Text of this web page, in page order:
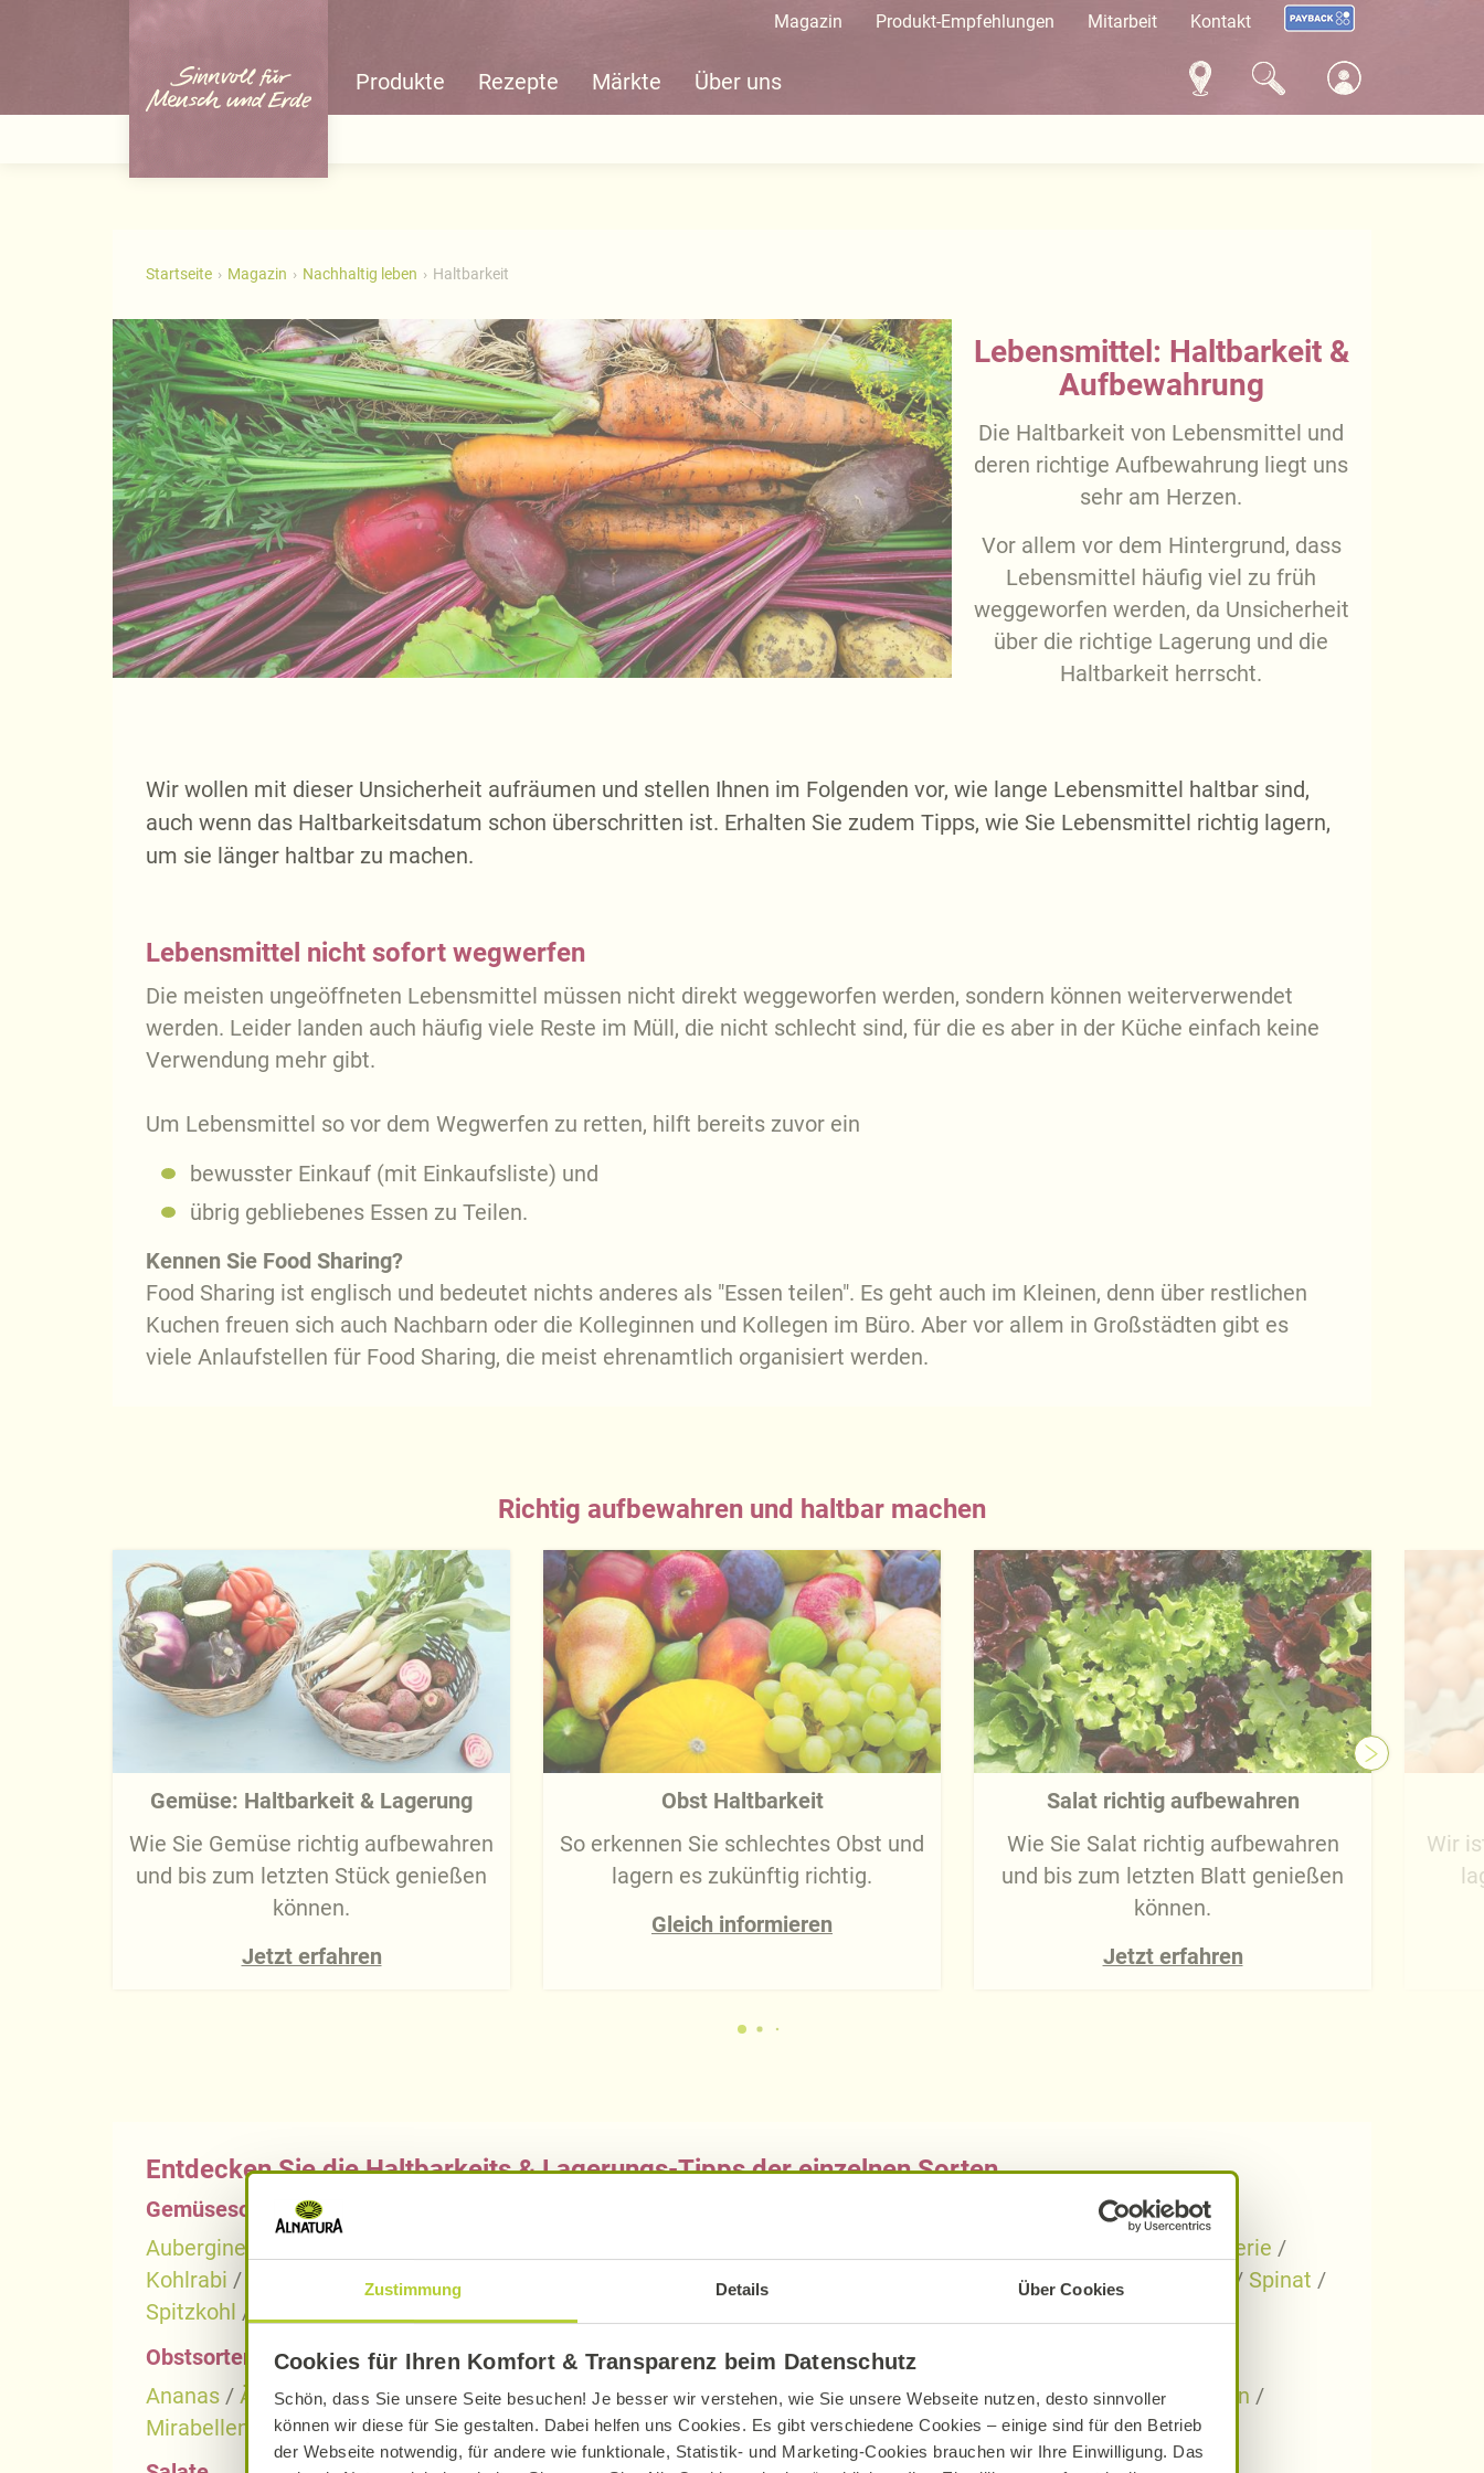
Zustimmung Details Über Cookies
Cookies für Ihren Komfort & Transparenz beim Datenschutz
Schön, dass Sie unsere Seite besuchen! Je besser wir verstehen, wie Sie unsere Webseite nutzen, desto sinnvoller
können wir diese für Sie gestalten. Dabei helfen uns Cookies. Es gibt verschiedene Cookies – einige sind für den Betrieb
der Webseite notwendig, für andere wie funktionale, Statistik- und Marketing-Cookies brauchen wir Ihre Einwilligung. Das
Magazin Produkt-Empfehlungen Mitarbeit Kontakt
Produkte Rezepte Märkte Über uns
Startseite Magazin Nachhaltig leben Haltbarkeit
Lebensmittel: Haltbarkeit &
Aufbewahrung
Die Haltbarkeit von Lebensmittel und
deren richtige Aufbewahrung liegt uns
sehr am Herzen.
Vor allem vor dem Hintergrund, dass
Lebensmittel häufig viel zu früh
weggeworfen werden, da Unsicherheit
über die richtige Lagerung und die
Haltbarkeit herrscht.
Wir wollen mit dieser Unsicherheit aufräumen und stellen Ihnen im Folgenden vor, wie lange Lebensmittel haltbar sind,
auch wenn das Haltbarkeitsdatum schon überschritten ist. Erhalten Sie zudem Tipps, wie Sie Lebensmittel richtig lagern,
um sie länger haltbar zu machen.
Lebensmittel nicht sofort wegwerfen
Die meisten ungeöffneten Lebensmittel müssen nicht direkt weggeworfen werden, sondern können weiterverwendet
werden. Leider landen auch häufig viele Reste im Müll, die nicht schlecht sind, für die es aber in der Küche einfach keine
Verwendung mehr gibt.
Um Lebensmittel so vor dem Wegwerfen zu retten, hilft bereits zuvor ein
bewusster Einkauf (mit Einkaufsliste) und
übrig gebliebenes Essen zu Teilen.
Kennen Sie Food Sharing?
Food Sharing ist englisch und bedeutet nichts anderes als "Essen teilen". Es geht auch im Kleinen, denn über restlichen
Kuchen freuen sich auch Nachbarn oder die Kolleginnen und Kollegen im Büro. Aber vor allem in Großstädten gibt es
viele Anlaufstellen für Food Sharing, die meist ehrenamtlich organisiert werden.
Richtig aufbewahren und haltbar machen
Gemüse: Haltbarkeit & Lagerung
Wie Sie Gemüse richtig aufbewahren
und bis zum letzten Stück genießen
können.
Jetzt erfahren
Obst Haltbarkeit
So erkennen Sie schlechtes Obst und
lagern es zukünftig richtig.
Gleich informieren
Salat richtig aufbewahren
Wie Sie Salat richtig aufbewahren
und bis zum letzten Blatt genießen
können.
Jetzt erfahren
Wir
Entdecken Sie die Haltbarkeits & Lagerungs-Tipps der einzelnen Sorten
Gemüsesorten
Aubergine Knollensellerie /
Kohlrabi / Lauch/Möhren /Rettich Rote Bete/Rotkohl / Spinat /
Spitzkohl /
Obstsorten
Ananas / Äpfel/Avocado/Birne/Brombeeren/Erdbeeren/Haselnüsse/Heidelbeeren/Himbeeren/Kirschen /
Mirabellen
Pflaumen/Quitten/Rhabarber/Stachelbeeren/Walnüsse